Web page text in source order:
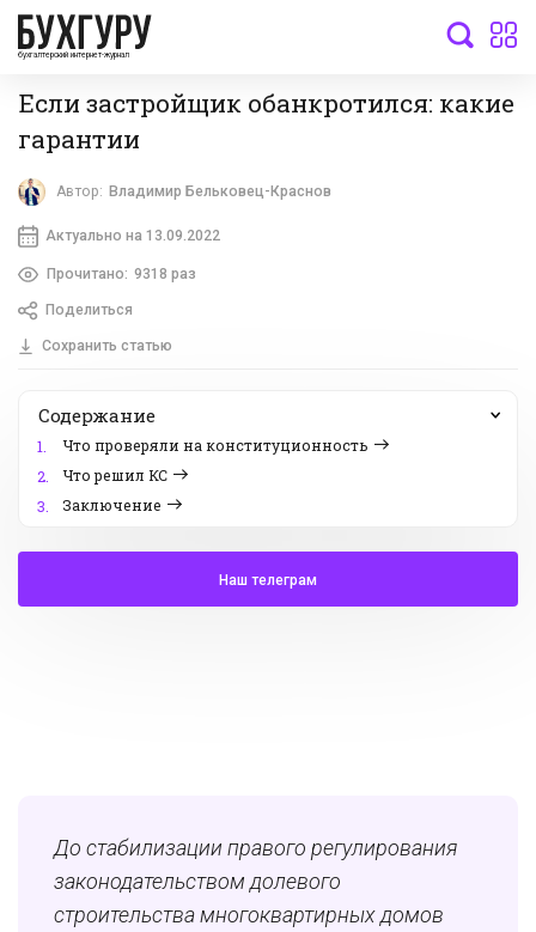
бухгалтерский интернет-журнал
Если застройщик обанкротился: какие
гарантии
Автор: Владимир Бельковец-Краснов
Актуально на 13.09.2022
Прочитано: 9318 раз
Поделиться
Сохранить статью
Содержание
1.
Что проверяли на конституционность
2.
Что решил КС
3.
Заключение
Наш телеграм
До стабилизации правого регулирования
законодательством долевого
строительства многоквартирных домов